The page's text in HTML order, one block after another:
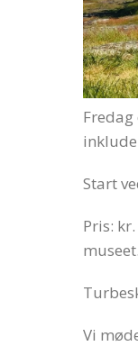
Start
Pris:
museet.
Vi